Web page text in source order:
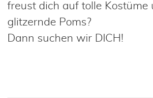
freust dich auf tolle Kostüme
glitzernde Poms?
Dann suchen wir DICH!